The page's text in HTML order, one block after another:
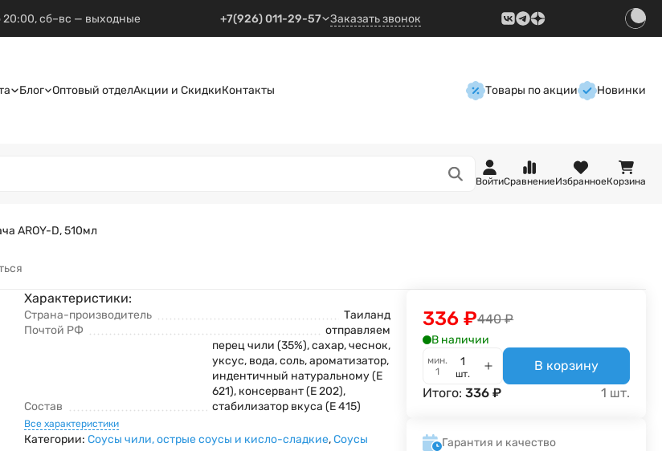
20:00, сб–вс — выходные +7(926) 011-29-57 Заказать звонок
Блог Оптовый отделАкции и СкидкиКонтакты Товары по акции Новинки
ВойтиСравнениеИзбранноеКорзина
AROY-D, 510мл
Характеристики:
Страна-производитель
Таиланд
Почтой РФ
отправляем
Состав
перец чили (35%), сахар, чеснок,
уксус, вода, соль, ароматизатор,
индентичный натуральному (Е
621), консервант (Е 202),
стабилизатор вкуса (Е 415)
Все характеристики
Категории: Соусы чили, острые соусы и кисло-сладкие,Соусы
440 ₽
336 ₽
В наличии
мин.
1
шт.
В корзину
Итого:336 ₽ 1 шт.
Гарантия и качество